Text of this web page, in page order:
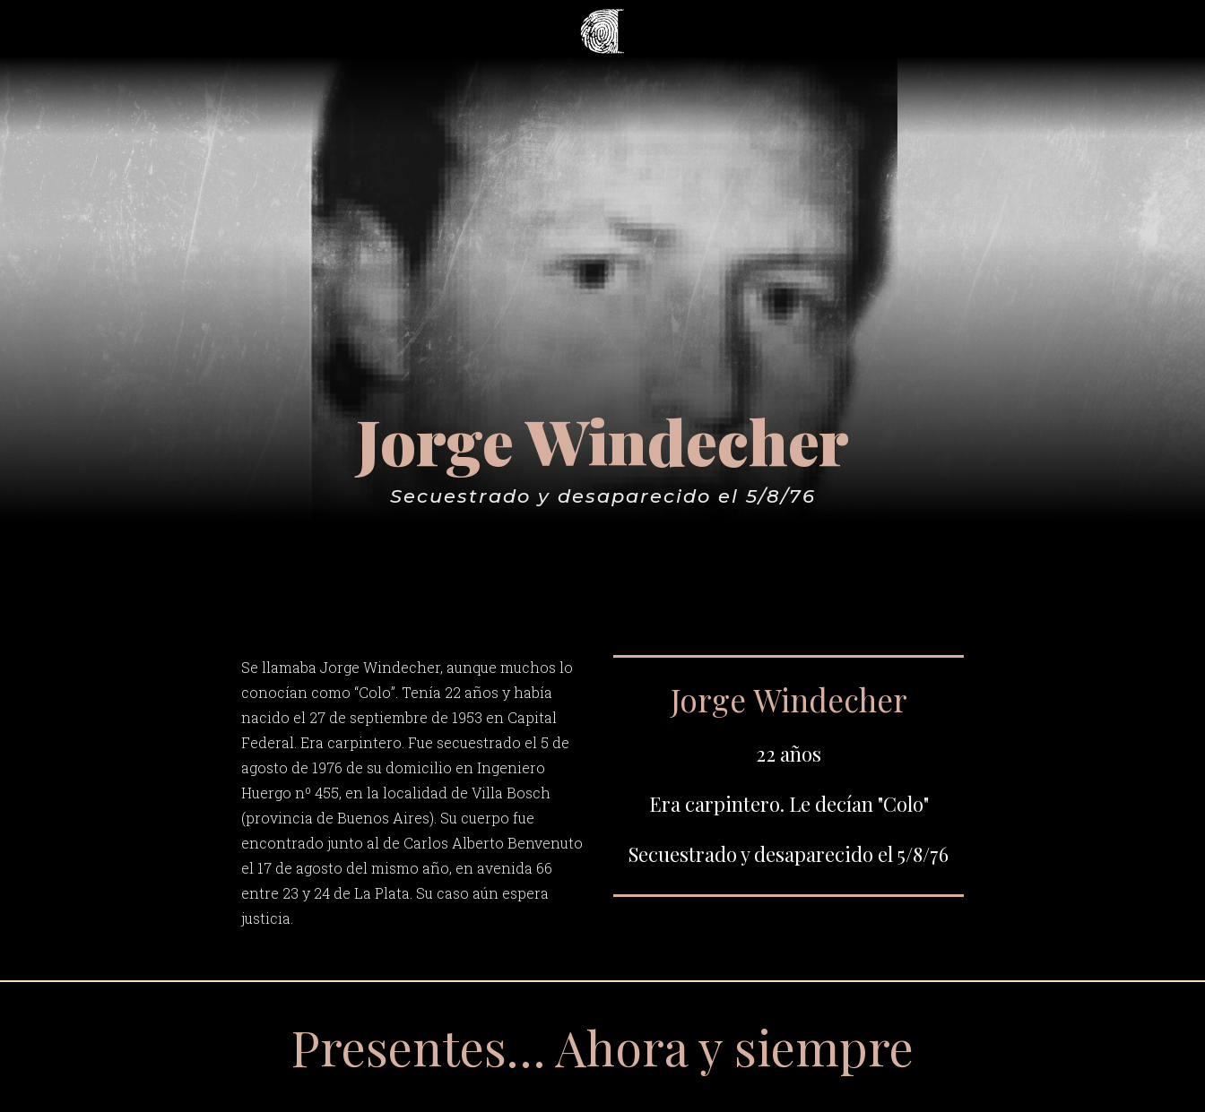
Jorge Windecher
Secuestrado y desaparecido el 5/8/76
Se llamaba Jorge Windecher, aunque muchos lo
conocían como “Colo”. Tenía 22 años y había
nacido el 27 de septiembre de 1953 en Capital
Federal. Era carpintero. Fue secuestrado el 5 de
agosto de 1976 de su domicilio en Ingeniero
Huergo nº 455, en la localidad de Villa Bosch
(provincia de Buenos Aires). Su cuerpo fue
encontrado junto al de Carlos Alberto Benvenuto
el 17 de agosto del mismo año, en avenida 66
entre 23 y 24 de La Plata. Su caso aún espera
justicia.
Jorge Windecher
22 años
Era carpintero. Le decían "Colo"
Secuestrado y desaparecido el 5/8/76
Presentes… Ahora y siempre